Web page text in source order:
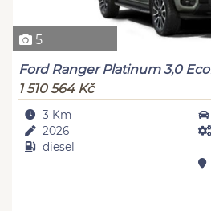
5
Ford Ranger Platinum 3,0
1 510 564 Kč
3 Km
2026
diesel